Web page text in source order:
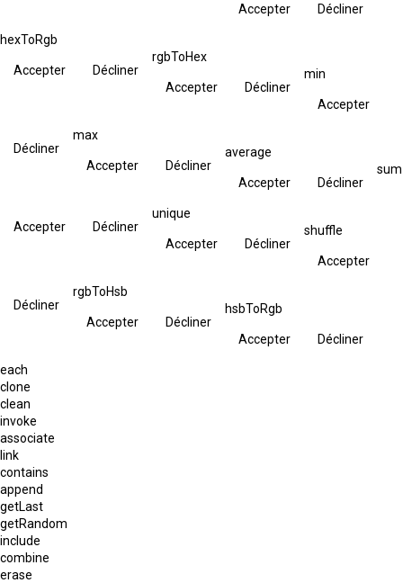
Accepter Décliner
hexToRgb
Accepter Décliner
rgbToHex
Accepter Décliner
min
Accepter
Décliner
max
Accepter Décliner
average
Accepter Décliner
sum
Accepter Décliner
unique
Accepter Décliner
shuffle
Accepter
Décliner
rgbToHsb
Accepter Décliner
hsbToRgb
Accepter Décliner
each
clone
clean
invoke
associate
link
contains
append
getLast
getRandom
include
combine
erase